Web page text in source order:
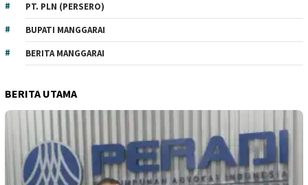
PT. PLN (PERSERO)
BUPATI MANGGARAI
BERITA MANGGARAI
BERITA UTAMA